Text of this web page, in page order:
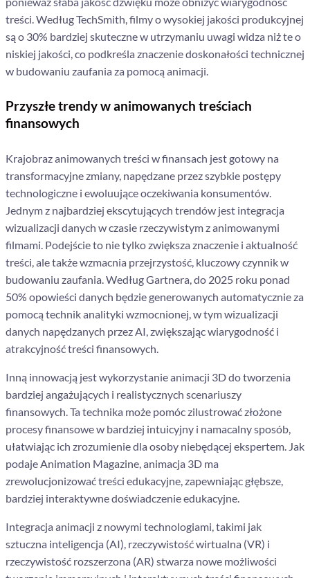
treści. Według TechSmith, filmy o wysokiej jakości produkcyjnej
są o 30% bardziej skuteczne w utrzymaniu uwagi widza niż te o
niskiej jakości, co podkreśla znaczenie doskonałości technicznej
w budowaniu zaufania za pomocą animacji.
Przyszłe trendy w animowanych treściach
finansowych
Krajobraz animowanych treści w finansach jest gotowy na
transformacyjne zmiany, napędzane przez szybkie postępy
technologiczne i ewoluujące oczekiwania konsumentów.
Jednym z najbardziej ekscytujących trendów jest integracja
wizualizacji danych w czasie rzeczywistym z animowanymi
filmami. Podejście to nie tylko zwiększa znaczenie i aktualność
treści, ale także wzmacnia przejrzystość, kluczowy czynnik w
budowaniu zaufania. Według Gartnera, do 2025 roku ponad
50% opowieści danych będzie generowanych automatycznie za
pomocą technik analityki wzmocnionej, w tym wizualizacji
danych napędzanych przez AI, zwiększając wiarygodność i
atrakcyjność treści finansowych.
Inną innowacją jest wykorzystanie animacji 3D do tworzenia
bardziej angażujących i realistycznych scenariuszy
finansowych. Ta technika może pomóc zilustrować złożone
procesy finansowe w bardziej intuicyjny i namacalny sposób,
ułatwiając ich zrozumienie dla osoby niebędącej ekspertem. Jak
podaje Animation Magazine, animacja 3D ma
zrewolucjonizować treści edukacyjne, zapewniając głębsze,
bardziej interaktywne doświadczenie edukacyjne.
Integracja animacji z nowymi technologiami, takimi jak
sztuczna inteligencja (AI), rzeczywistość wirtualna (VR) i
rzeczywistość rozszerzona (AR) stwarza nowe możliwości